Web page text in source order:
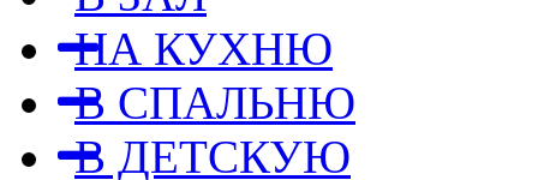
НА КУХНЮ
В СПАЛЬНЮ
В ДЕТСКУЮ